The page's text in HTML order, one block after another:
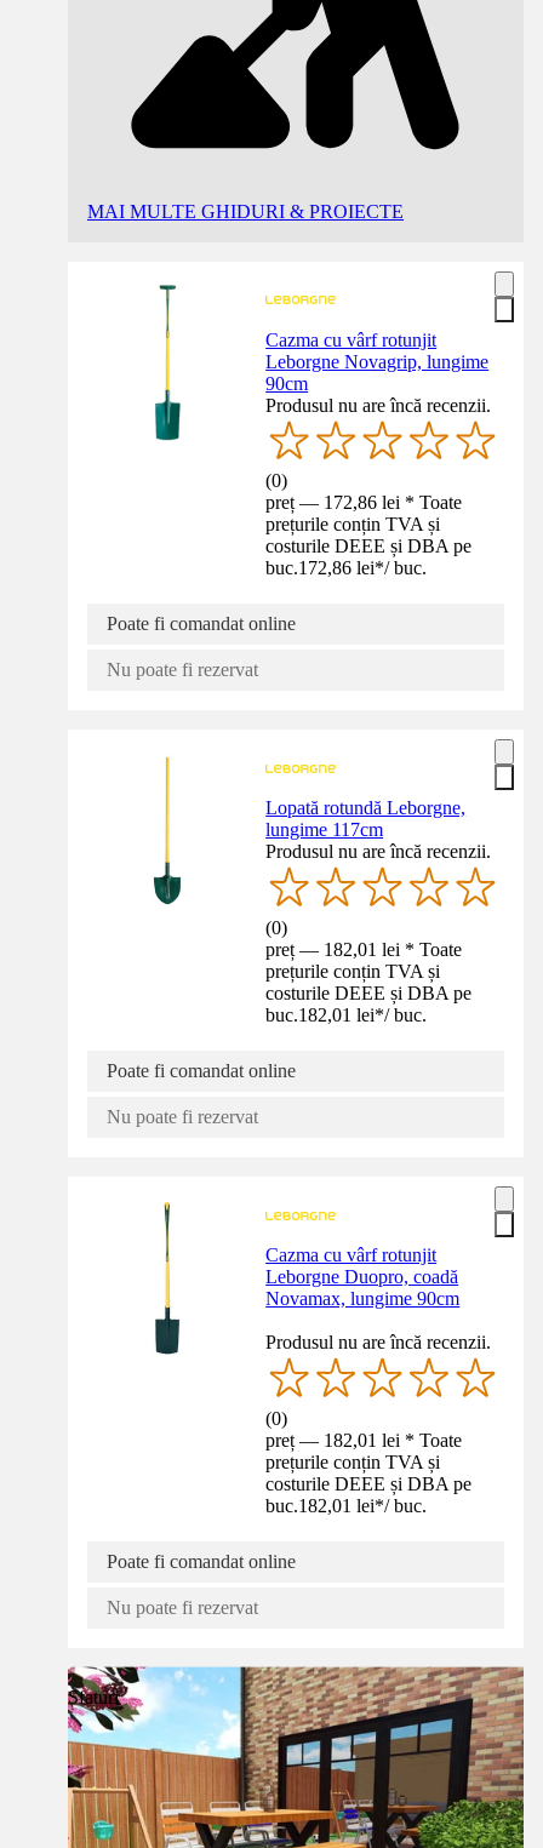
MAI MULTE GHIDURI & PROIECTE
Cazma cu vârf rotunjit
Leborgne Novagrip, lungime
90cm
Produsul nu are încă recenzii.
(0)
preț — 172,86 lei * Toate
prețurile conțin TVA și
costurile DEEE și DBA pe
buc.172,86 lei*/ buc.
Poate fi comandat online
Nu poate fi rezervat
Lopată rotundă Leborgne,
lungime 117cm
Produsul nu are încă recenzii.
(0)
preț — 182,01 lei * Toate
prețurile conțin TVA și
costurile DEEE și DBA pe
buc.182,01 lei*/ buc.
Poate fi comandat online
Nu poate fi rezervat
Cazma cu vârf rotunjit
Leborgne Duopro, coadă
Novamax, lungime 90cm
Produsul nu are încă recenzii.
(0)
preț — 182,01 lei * Toate
prețurile conțin TVA și
costurile DEEE și DBA pe
buc.182,01 lei*/ buc.
Poate fi comandat online
Nu poate fi rezervat
Sfaturi